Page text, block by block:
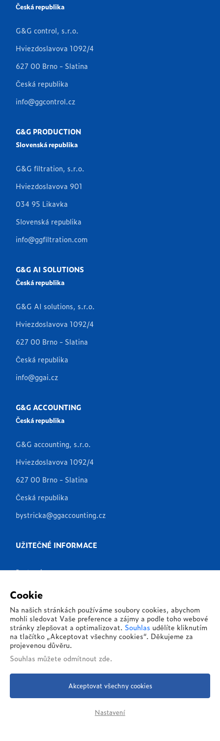
Česká republika
G&G control, s.r.o.
Hviezdoslavova 1092/4
627 00 Brno - Slatina
Česká republika
info@ggcontrol.cz
G&G PRODUCTION
Slovenská republika
G&G filtration, s.r.o.
Hviezdoslavova 901
034 95 Likavka
Slovenská republika
info@ggfiltration.com
G&G AI SOLUTIONS
Česká republika
G&G AI solutions, s.r.o.
Hviezdoslavova 1092/4
627 00 Brno - Slatina
Česká republika
info@ggai.cz
G&G ACCOUNTING
Česká republika
G&G accounting, s.r.o.
Hviezdoslavova 1092/4
627 00 Brno - Slatina
Česká republika
bystricka@ggaccounting.cz
UŽITEČNÉ INFORMACE
Partneři
Produkty
Aplikace
Reference
O nás
Kontakty
Cookie
Na našich stránkách používáme soubory cookies, abychom
mohli sledovat Vaše preference a zájmy a podle toho webové
stránky zlepšovat a optimalizovat. Souhlas udělíte kliknutím
na tlačítko „Akceptovat všechny cookies“. Děkujeme za
projevenou důvěru.
Souhlas můžete odmítnout zde.
Akceptovat všechny cookies
Nastavení